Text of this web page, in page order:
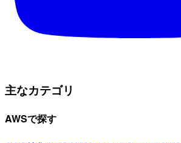
主なカテゴリ
AWSで探す